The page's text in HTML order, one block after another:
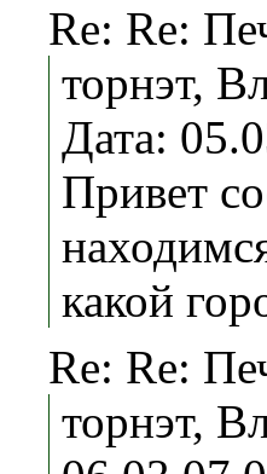
Re: Re:
торнэт,
Дата:
Привет
какой
Re: Re:
торнэт,